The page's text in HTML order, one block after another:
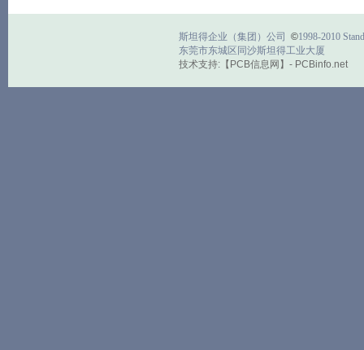
斯坦得企业（集团）公司 ©1998-2010
东莞市东城区同沙斯坦得工业大厦
技术支持:【PCB信息网】- PCBinfo.net